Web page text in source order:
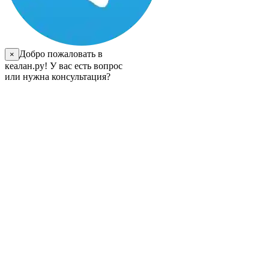
×
Добро пожаловать в
кеалан.ру! У вас есть вопрос
или нужна консультация?